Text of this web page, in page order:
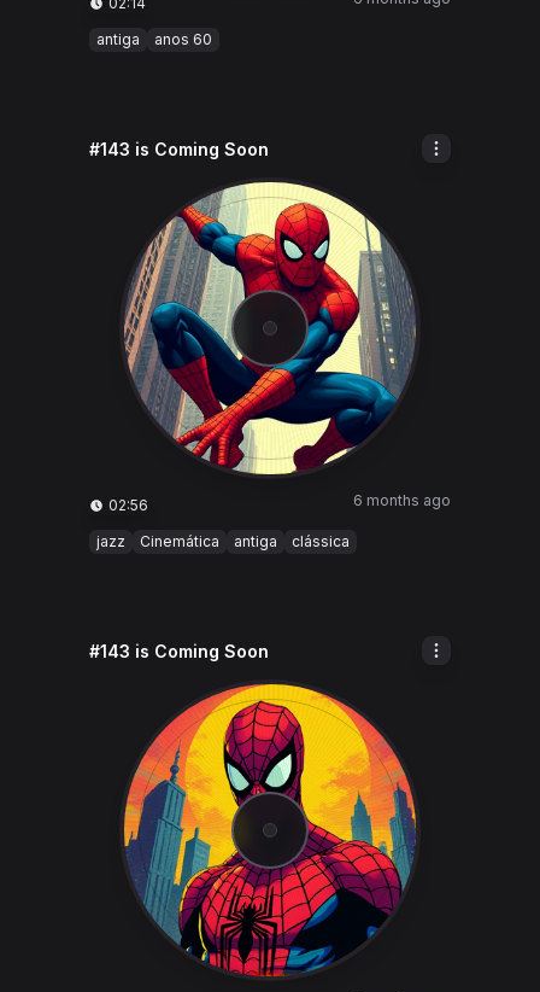
antiga anos 60
#143 is Coming Soon
02:56 6 months ago
jazz Cinemática antiga clássica
#143 is Coming Soon